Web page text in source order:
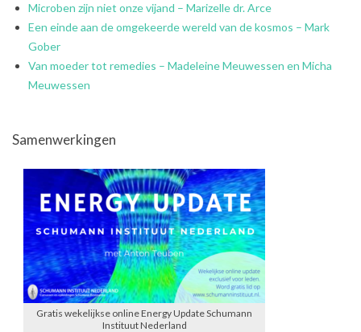
Microben zijn niet onze vijand – Marizelle dr. Arce
Een einde aan de omgekeerde wereld van de kosmos – Mark
Gober
Van moeder tot remedies – Madeleine Meuwessen en Micha
Meuwessen
Samenwerkingen
Gratis wekelijkse online Energy Update Schumann
Instituut Nederland